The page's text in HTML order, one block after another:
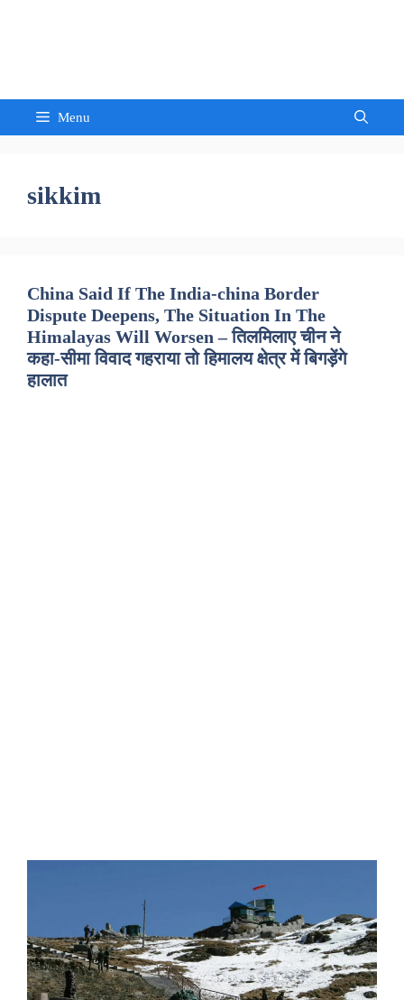
Menu
sikkim
China Said If The India-china Border
Dispute Deepens, The Situation In The
Himalayas Will Worsen – तिलमिलाए चीन ने
कहा-सीमा विवाद गहराया तो हिमालय क्षेत्र में बिगड़ेंगे
हालात